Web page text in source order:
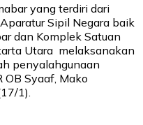
yang terdiri dari
Sipil Negara baik
dan Komplek Satuan
Utara melaksanakan
penyalahgunaan
OB Syaaf, Mako
1).